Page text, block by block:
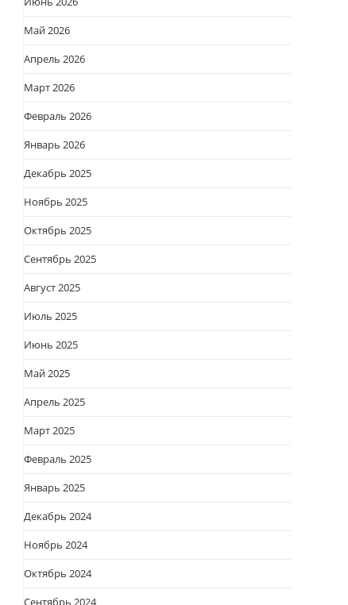
Май 2026
Апрель 2026
Март 2026
Февраль 2026
Январь 2026
Декабрь 2025
Ноябрь 2025
Октябрь 2025
Сентябрь 2025
Август 2025
Июль 2025
Июнь 2025
Май 2025
Апрель 2025
Март 2025
Февраль 2025
Январь 2025
Декабрь 2024
Ноябрь 2024
Октябрь 2024
Сентябрь 2024